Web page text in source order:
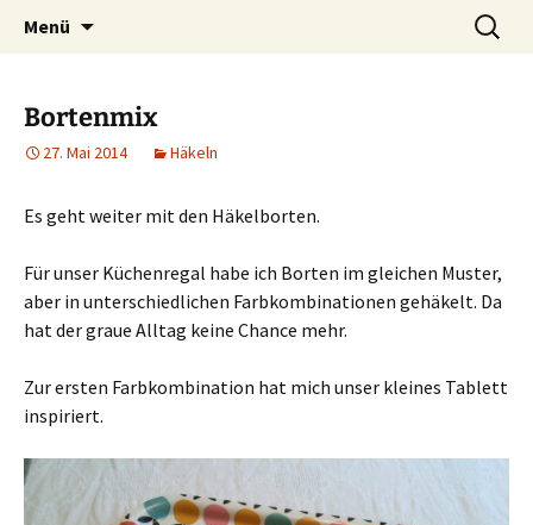
Häkelfieber
Ich bin im…
Menü
Suchen
nach:
Bortenmix
27. Mai 2014 Häkeln
Es geht weiter mit den Häkelborten.
Für unser Küchenregal habe ich Borten im gleichen Muster,
aber in unterschiedlichen Farbkombinationen gehäkelt. Da
hat der graue Alltag keine Chance mehr.
Zur ersten Farbkombination hat mich unser kleines Tablett
inspiriert.